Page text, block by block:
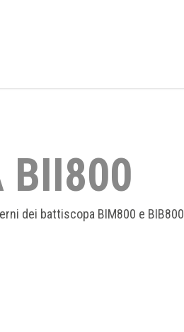
BII800
dei battiscopa BIM800 e BIB800